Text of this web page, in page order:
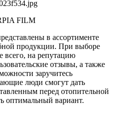
FILM
в ассортименте
продукции. При выборе
всего, на репутацию
отзывы, а также
заручитесь
люди смогут дать
перед отопительной
оптимальный вариант.